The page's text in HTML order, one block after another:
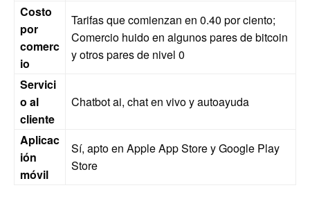
Costo
por
comerc
io
Tarifas que comienzan en 0.40 por ciento;
Comercio huido en algunos pares de bitcoin
y otros pares de nivel 0
Servici
o al
cliente
Chatbot ai, chat en vivo y autoayuda
Aplicac
ión
móvil
Sí, apto en Apple App Store y Google Play
Store